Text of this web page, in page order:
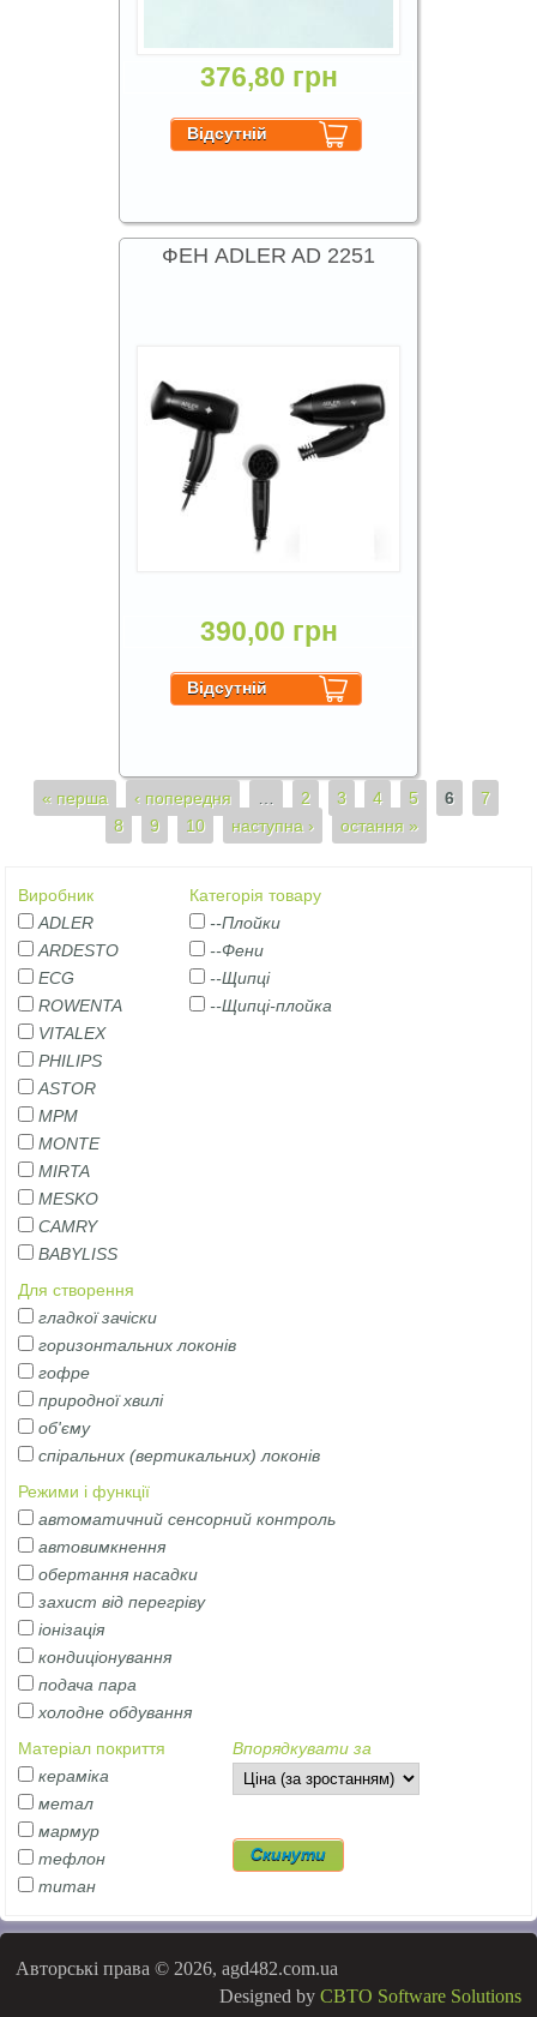
376,80 грн
ФЕН ADLER AD 2251
390,00 грн
Сторінки
« перша ‹ попередня 2 3 4 5 6
7
8
9 10 наступна › остання »
Виробник
ADLER
ARDESTO
ECG
ROWENTA
VITALEX
PHILIPS
ASTOR
MPM
MONTE
MIRTA
MESKO
CAMRY
BABYLISS
Категорія товару
--Плойки
--Фени
--Щипці
--Щипці-плойка
Для створення
гладкої зачіски
горизонтальних локонів
гофре
природної хвилі
об'єму
спіральних (вертикальних) локонів
Режими і функції
автоматичний сенсорний контроль
автовимкнення
обертання насадки
захист від перегріву
іонізація
кондиціонування
подача пара
холодне обдування
Матеріал покриття
кераміка
метал
мармур
тефлон
титан
Впорядкувати за
Авторські права © 2026, agd482.com.ua
Designed by CBTO Software Solutions